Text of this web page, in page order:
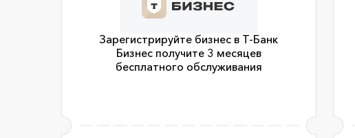
Зарегистрируйте бизнес в Т-Банк
Бизнес получите 3 месяцев
бесплатного обслуживания